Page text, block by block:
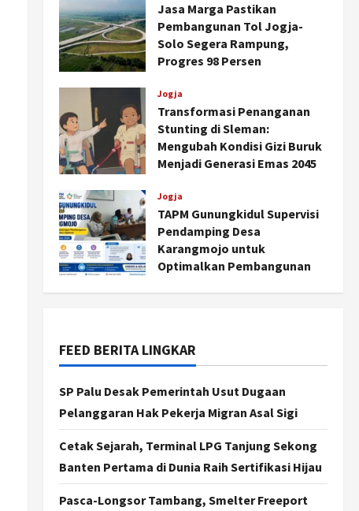
Jasa Marga Pastikan
Pembangunan Tol Jogja-
Solo Segera Rampung,
Progres 98 Persen
Jogja
Transformasi Penanganan
Stunting di Sleman:
Mengubah Kondisi Gizi Buruk
Menjadi Generasi Emas 2045
Jogja
TAPM Gunungkidul Supervisi
Pendamping Desa
Karangmojo untuk
Optimalkan Pembangunan
FEED BERITA LINGKAR
SP Palu Desak Pemerintah Usut Dugaan
Pelanggaran Hak Pekerja Migran Asal Sigi
Cetak Sejarah, Terminal LPG Tanjung Sekong
Banten Pertama di Dunia Raih Sertifikasi Hijau
Pasca-Longsor Tambang, Smelter Freeport
Jogja
Peringatan HUT ke-270 Kota
Fokus pada UMKM dan Wisata
3
Jogja
Dorong Ekonomi Lokal,
Sepatu Roda di Pantai
Sepanjang
Politik
Cagar Budaya RSUD
Soewondo Jadi Sorotan,
Hasil Kajian Tim Provinsi